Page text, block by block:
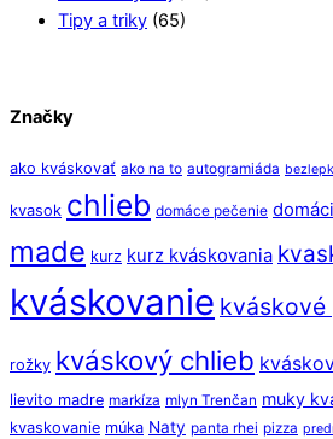
Tipy a triky (65)
Značky
ako kváskovať ako na to autogramiáda
kvasok chlieb domáce pečenie
made kurz kurz kváskovania
kváskovanie kváskové
rožky kváskový chlieb
lievito madre markíza mlyn Trenčan muky
kvaskovanie múka Naty panta rhei pizza